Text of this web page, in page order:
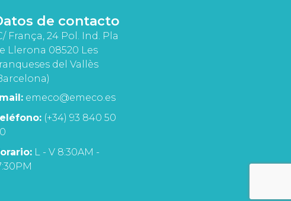
de contacto
França, 24 Pol. Ind. Pla
Llerona 08520 Les
del Vallès
emeco@emeco.es
(+34) 93 840 50
L - V 8:30AM -